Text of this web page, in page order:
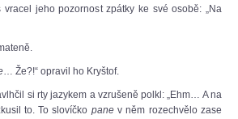
vracel jeho pozornost zpátky ke své osobě: „Na
… Že?!“ opravil ho Kryštof.
si rty jazykem a vzrušeně polkl: „Ehm… A na
to. To slovíčko panev něm rozechvělo zase